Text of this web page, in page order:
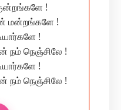
!
மன்றங்களே !
!
நம் நெஞ்சிலே !
!
நம் நெஞ்சிலே !